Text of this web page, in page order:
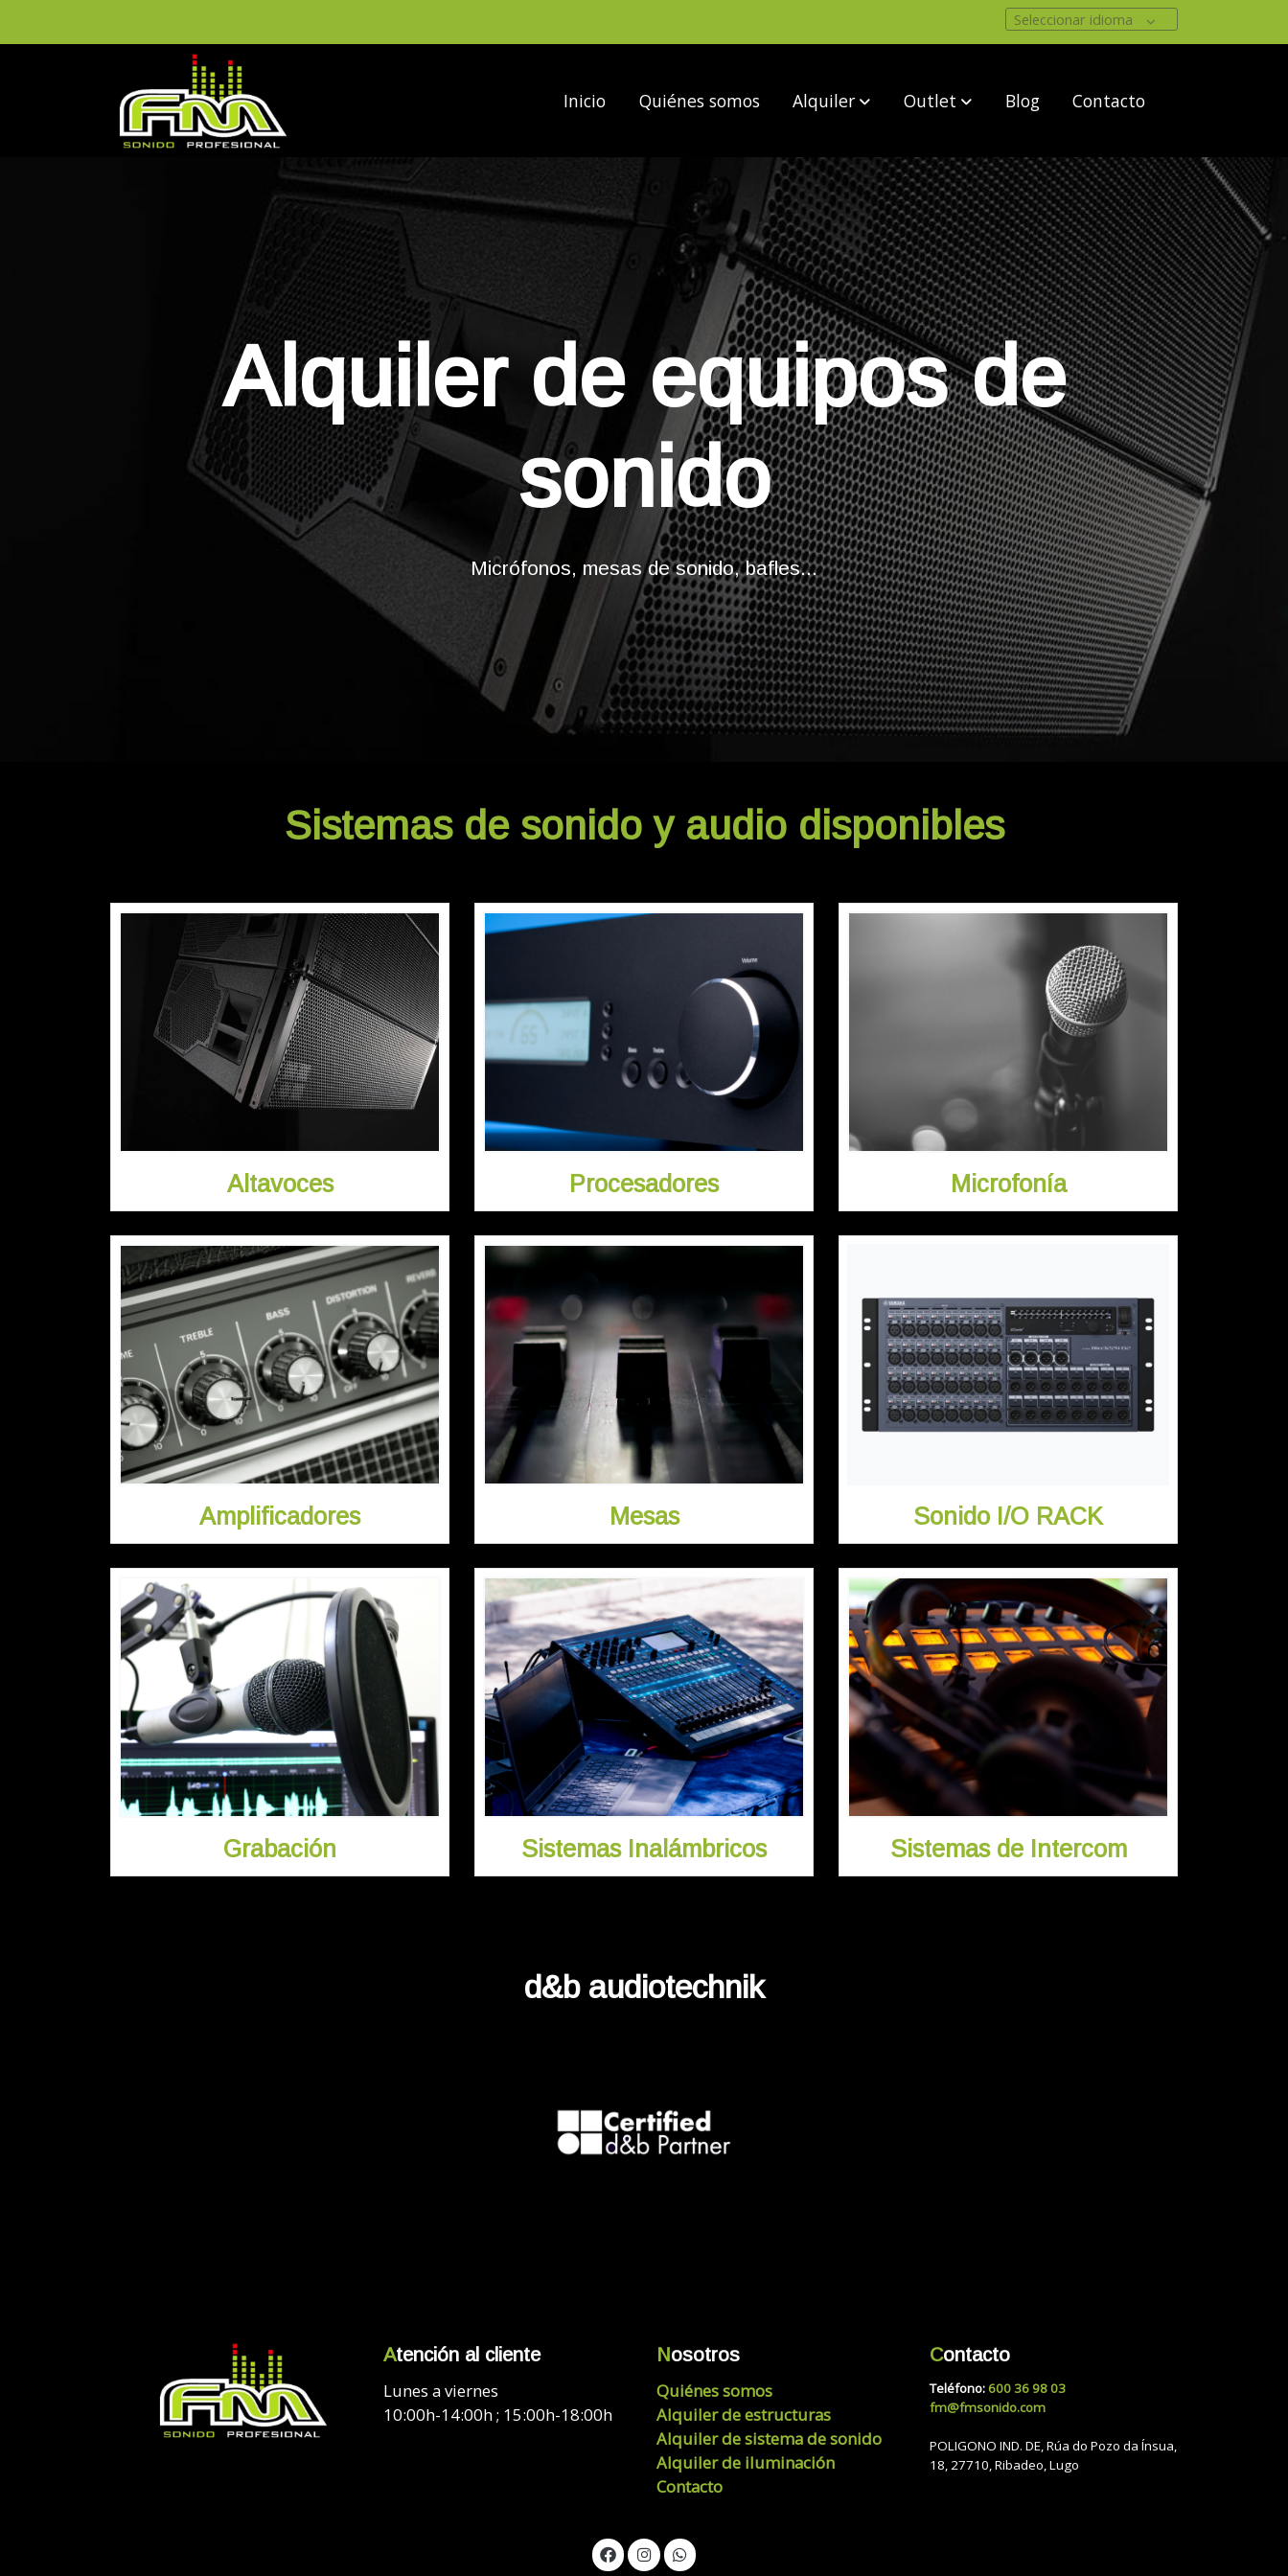
Seleccionar idioma
Inicio Quiénes somos Alquiler Outlet Blog Contacto
Alquiler de equipos de
sonido
Micrófonos, mesas de sonido, bafles...
Sistemas de sonido y audio disponibles
Altavoces Procesadores Microfonía
Amplificadores Mesas Sonido I/O RACK
Grabación Sistemas Inalámbricos Sistemas de Intercom
d&b audiotechnik
Atención al cliente
Lunes a viernes
10:00h-14:00h ; 15:00h-18:00h
Nosotros
Quiénes somos
Alquiler de estructuras
Alquiler de sistema de sonido
Alquiler de iluminación
Contacto
Contacto
Teléfono: 600 36 98 03
fm@fmsonido.com
POLIGONO IND. DE, Rúa do Pozo da Ínsua,
18, 27710, Ribadeo, Lugo